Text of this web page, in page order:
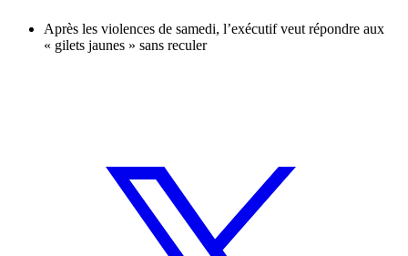
Après les violences de samedi, l’exécutif veut répondre aux
« gilets jaunes » sans reculer